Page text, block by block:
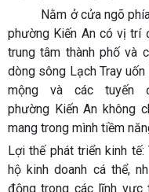
Nằm ở cửa ngõ
phường Kiến An có vị trí
trung tâm thành phố và
dòng sông Lạch Tray
mộng và các tuyến
phường Kiến An không
mang trong mình tiềm
Lợi thế phát triển kinh
hộ kinh doanh cá thể,
động trong các lĩnh vực